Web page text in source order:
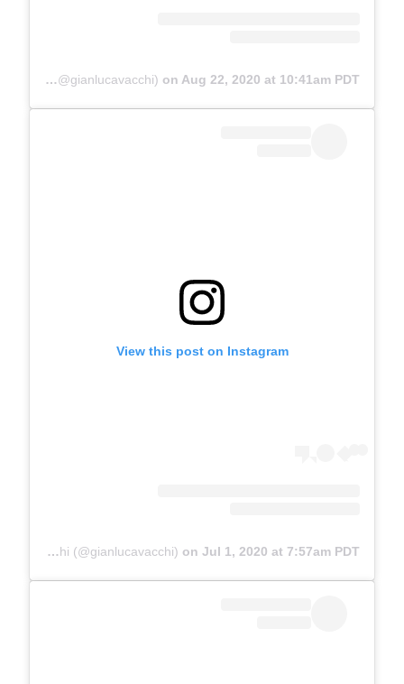
A post shared by Gianluca Vacchi (@gianlucavacchi) on Aug 22, 2020 at 10:41am PDT
View this post on Instagram
A post shared by Gianluca Vacchi (@gianlucavacchi) on Jul 1, 2020 at 7:57am PDT